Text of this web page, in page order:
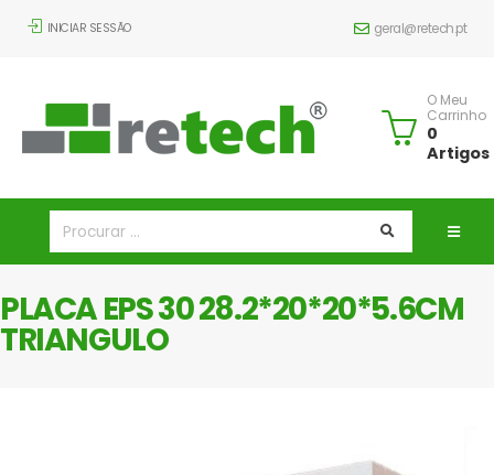
INICIAR SESSÃO geral@retech.pt
O Meu
Carrinho
0
Artigos
PLACA EPS 30 28.2*20*20*5.6CM
TRIANGULO